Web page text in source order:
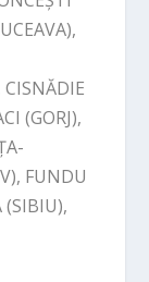
CISNĂDIE
(GORJ),
FUNDU
(SIBIU),